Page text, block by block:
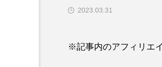
2023.03.31
※記事内のアフィリエ